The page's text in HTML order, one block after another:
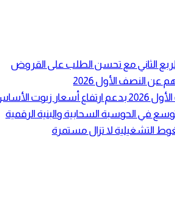
الثاني مع تحسن الطلب على القروض